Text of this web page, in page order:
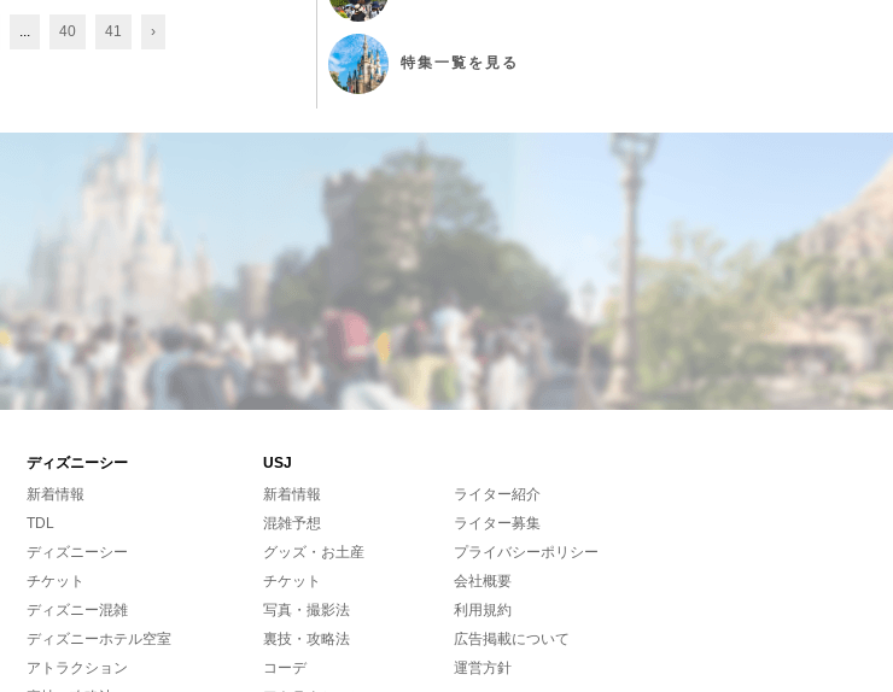
... 40 41 ›
特集一覧を見る
ディズニーシー
USJ
新着情報
TDL
ディズニーシー
チケット
ディズニー混雑
ディズニーホテル空室
アトラクション
新着情報
混雑予想
グッズ・お土産
チケット
写真・撮影法
裏技・攻略法
コーデ
ライター紹介
ライター募集
プライバシーポリシー
会社概要
利用規約
広告掲載について
運営方針